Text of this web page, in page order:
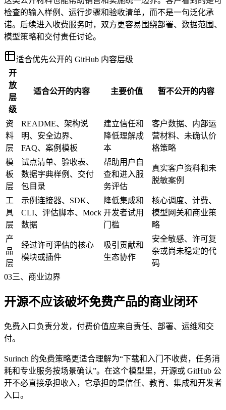
检查的输入样例、运行步骤和验收清单，而不是一句泛化承
诺。后续进入收费服务时，双方更容易围绕部署、数据范围、
模型策略和交付责任讨论。
适合优先公开的 GitHub 内容层级
开
放
层
级
适合公开的内容 主要价值 暂不公开的内容
资
料
层
README、架构说
明、安全边界、
FAQ、案例模板
建立信任和
降低理解成
本
客户数据、内部运
营材料、未确认价
格策略
模
板
层
试点清单、验收表、
数据字典样例、交付
包目录
帮助用户自
查和进入服
务评估
真实客户资料和未
脱敏案例
工
具
层
示例连接器、SDK、
CLI、评估脚本、Mock
数据
降低集成和
开发者试用
门槛
核心调度、计费、
模型网关和商业策
略
产
品
层
经过许可评估的核心
模块或插件
吸引贡献和
生态协作
安全敏感、许可复
杂或尚未稳定的代
码
03三、商业边界
开源不应该破坏免费产品的商业闭环
免费入口负责分发，付费价值应来自责任、部署、运维和交
付。
Surinch 的免费策略更适合理解为“下载和入门不收费，任务消
耗和专业服务按场景确认”。在这个模型里，开源或 GitHub 公
开不必直接承担收入，它承担的是信任、教育、集成和开发者
入口。